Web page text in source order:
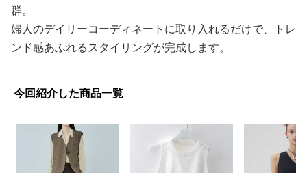
群。
婦人のデイリーコーディネートに取り入れるだけで、トレ
ンド感あふれるスタイリングが完成します。
今回紹介した商品一覧